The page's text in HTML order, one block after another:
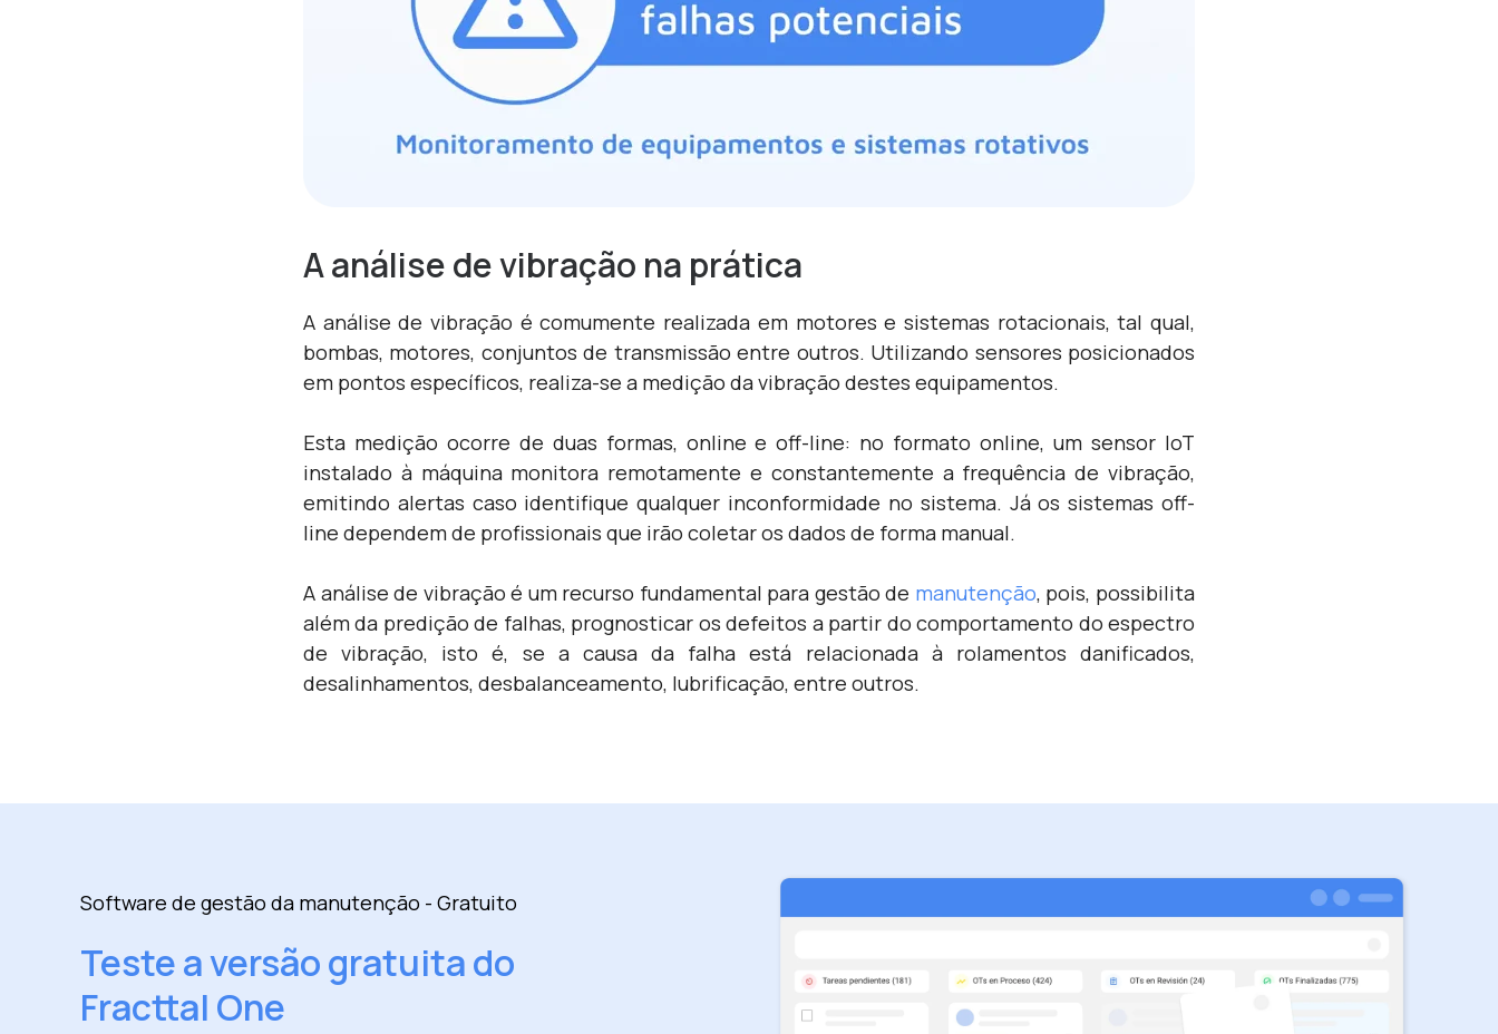
A análise de vibração na prática
A análise de vibração é comumente realizada em motores e sistemas rotacionais, tal qual,
bombas, motores, conjuntos de transmissão entre outros. Utilizando sensores posicionados
em pontos específicos, realiza-se a medição da vibração destes equipamentos.
Esta medição ocorre de duas formas, online e off-line: no formato online, um sensor IoT
instalado à máquina monitora remotamente e constantemente a frequência de vibração,
emitindo alertas caso identifique qualquer inconformidade no sistema. Já os sistemas off-
line dependem de profissionais que irão coletar os dados de forma manual.
A análise de vibração é um recurso fundamental para gestão de manutenção, pois, possibilita
além da predição de falhas, prognosticar os defeitos a partir do comportamento do espectro
de vibração, isto é, se a causa da falha está relacionada à rolamentos danificados,
desalinhamentos, desbalanceamento, lubrificação, entre outros.
Software de gestão da manutenção - Gratuito
Teste a versão gratuita do
Fracttal One